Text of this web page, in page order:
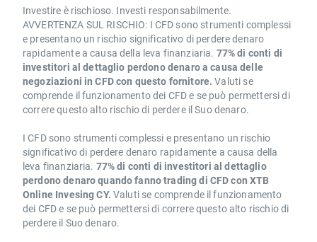
Investire è rischioso. Investi responsabilmente.
AVVERTENZA SUL RISCHIO: I CFD sono strumenti complessi
e presentano un rischio significativo di perdere denaro
rapidamente a causa della leva finanziaria. 77% di conti di
investitori al dettaglio perdono denaro a causa delle
negoziazioni in CFD con questo fornitore. Valuti se
comprende il funzionamento dei CFD e se può permettersi di
correre questo alto rischio di perdere il Suo denaro.
I CFD sono strumenti complessi e presentano un rischio
significativo di perdere denaro rapidamente a causa della
leva finanziaria. 77% di conti di investitori al dettaglio
perdono denaro quando fanno trading di CFD con XTB
Online Invesing CY. Valuti se comprende il funzionamento
dei CFD e se può permettersi di correre questo alto rischio di
perdere il Suo denaro.